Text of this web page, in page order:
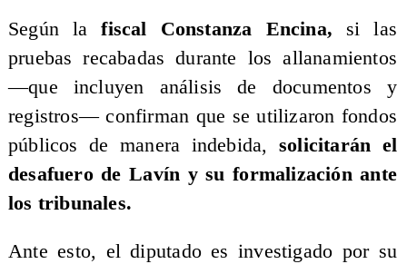
Según lafiscal Constanza Encina, si las
pruebas recabadas durante los allanamientos
—que incluyen análisis de documentos y
registros— confirman que se utilizaron fondos
públicos de manera indebida, solicitarán el
desafuero de Lavín y su formalización ante
los tribunales.
Ante esto, el diputado es investigado por su